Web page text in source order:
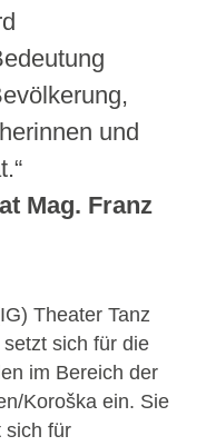
und
Mag. Franz
Theater Tanz
sich für die
im Bereich der
Koroška ein. Sie
sich für